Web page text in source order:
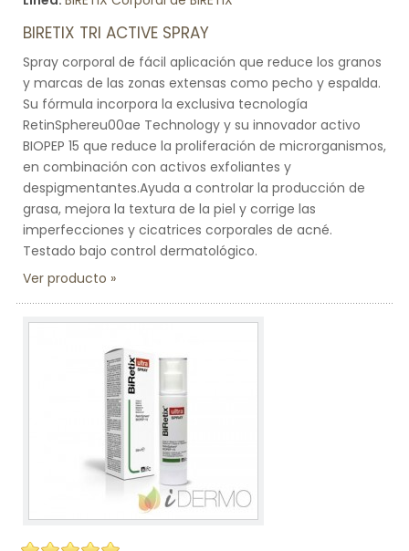
BIRETIX TRI ACTIVE SPRAY
Spray corporal de fácil aplicación que reduce los granos
y marcas de las zonas extensas como pecho y espalda.
Su fórmula incorpora la exclusiva tecnología
RetinSphereu00ae Technology y su innovador activo
BIOPEP 15 que reduce la proliferación de microrganismos,
en combinación con activos exfoliantes y
despigmentantes.Ayuda a controlar la producción de
grasa, mejora la textura de la piel y corrige las
imperfecciones y cicatrices corporales de acné.
Testado bajo control dermatológico.
Ver producto